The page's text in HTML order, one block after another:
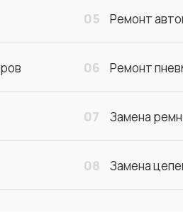
05 Ремонт
06 Ремонт
07 Замена
08 Замена